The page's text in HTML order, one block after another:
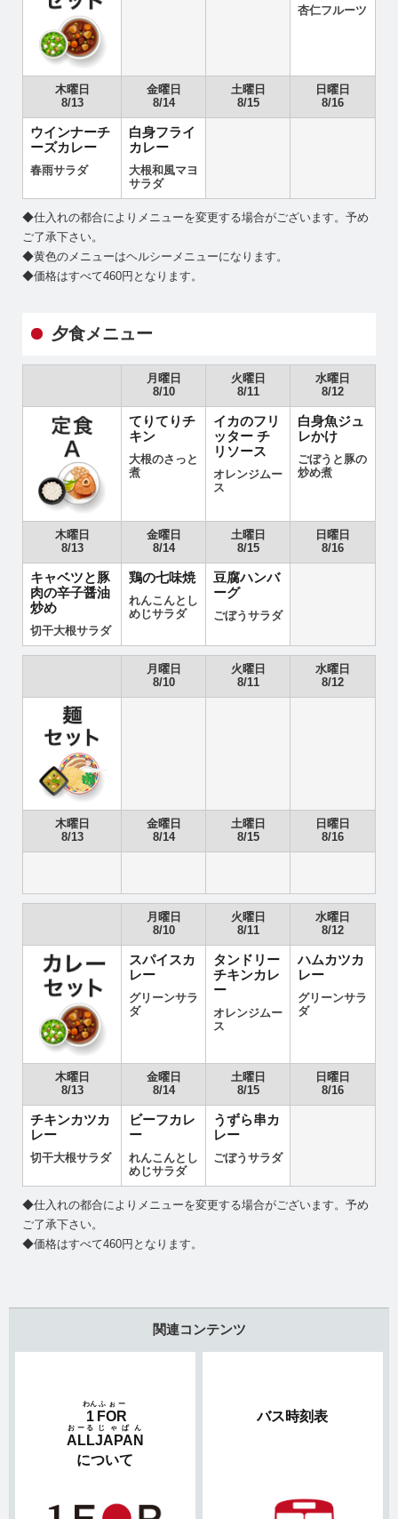
杏仁フルーツ
木曜日
8/13
金曜日
8/14
土曜日
8/15
日曜日
8/16
ウインナーチ
ーズカレー
春雨サラダ
白身フライ
カレー
大根和風マヨ
サラダ
◆仕入れの都合によりメニューを変更する場合がございます。予め
ご了承下さい。
◆黄色のメニューはヘルシーメニューになります。
◆価格はすべて460円となります。
夕食メニュー
月曜日
8/10
火曜日
8/11
水曜日
8/12
てりてりチ
キン
大根のさっと
煮
イカのフリ
ッター チ
リソース
オレンジムー
ス
白身魚ジュ
レかけ
ごぼうと豚の
炒め煮
木曜日
8/13
金曜日
8/14
土曜日
8/15
日曜日
8/16
キャベツと豚
肉の辛子醤油
炒め
切干大根サラダ
鶏の七味焼
れんこんとし
めじサラダ
豆腐ハンバ
ーグ
ごぼうサラダ
月曜日
8/10
火曜日
8/11
水曜日
8/12
木曜日
8/13
金曜日
8/14
土曜日
8/15
日曜日
8/16
月曜日
8/10
火曜日
8/11
水曜日
8/12
スパイスカ
レー
グリーンサラ
ダ
タンドリー
チキンカレ
ー
オレンジムー
ス
ハムカツカ
レー
グリーンサラ
ダ
木曜日
8/13
金曜日
8/14
土曜日
8/15
日曜日
8/16
チキンカツカ
レー
切干大根サラダ
ビーフカレ
ー
れんこんとし
めじサラダ
うずら串カ
レー
ごぼうサラダ
◆仕入れの都合によりメニューを変更する場合がございます。予め
ご了承下さい。
◆価格はすべて460円となります。
関連コンテンツ
1
わん
FOR
ふぉー
ALL
おーる
JAPAN
じゃぱん
について
バス時刻表